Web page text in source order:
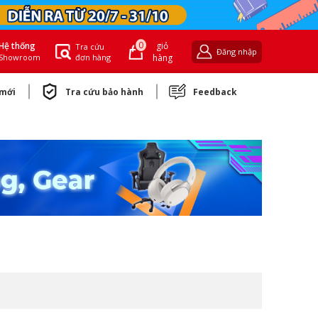
thống
Tra cứu
đơn hàng
0
giỏ
hàng
Đăng nhập
Tra cứu bảo hành Feedback